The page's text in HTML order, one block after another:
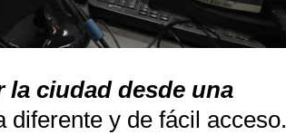
la ciudad desde una
diferente y de fácil acceso.